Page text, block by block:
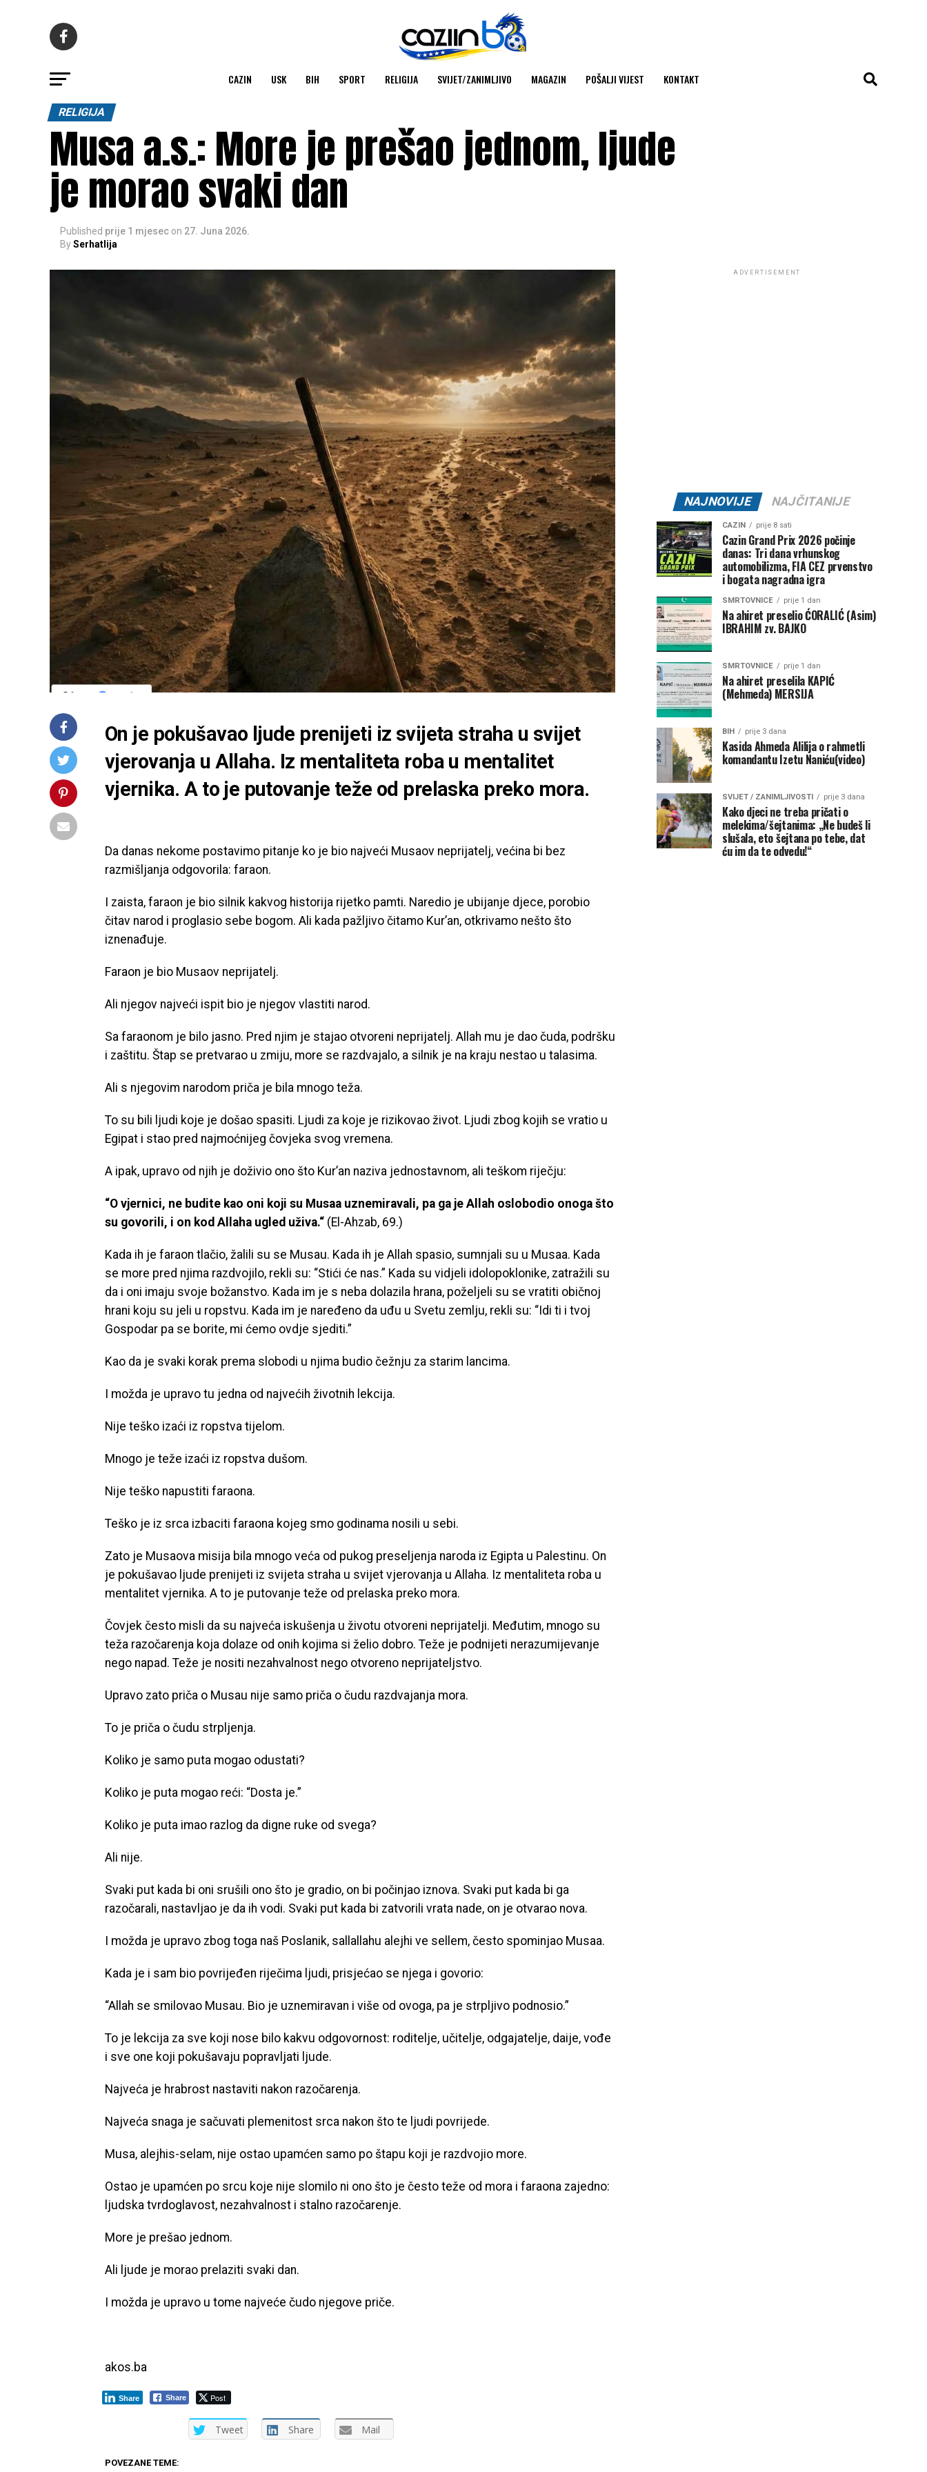
CAZIN USK BIH SPORT RELIGIJA SVIJET/ZANIMLJIVO MAGAZIN POŠALJI VIJEST KONTAKT
RELIGIJA
Musa a.s.: More je prešao jednom, ljude
je morao svaki dan
Published prije 1 mjesec on 27. Juna 2026.
BySerhatlija
On je pokušavao ljude prenijeti iz svijeta straha u svijet
vjerovanja u Allaha. Iz mentaliteta roba u mentalitet
vjernika. A to je putovanje teže od prelaska preko mora.
Da danas nekome postavimo pitanje ko je bio najveći Musaov neprijatelj, većina bi bez
razmišljanja odgovorila: faraon.
I zaista, faraon je bio silnik kakvog historija rijetko pamti. Naredio je ubijanje djece, porobio
čitav narod i proglasio sebe bogom. Ali kada pažljivo čitamo Kur’an, otkrivamo nešto što
iznenađuje.
Faraon je bio Musaov neprijatelj.
Ali njegov najveći ispit bio je njegov vlastiti narod.
Sa faraonom je bilo jasno. Pred njim je stajao otvoreni neprijatelj. Allah mu je dao čuda, podršku
i zaštitu. Štap se pretvarao u zmiju, more se razdvajalo, a silnik je na kraju nestao u talasima.
Ali s njegovim narodom priča je bila mnogo teža.
To su bili ljudi koje je došao spasiti. Ljudi za koje je rizikovao život. Ljudi zbog kojih se vratio u
Egipat i stao pred najmoćnijeg čovjeka svog vremena.
A ipak, upravo od njih je doživio ono što Kur’an naziva jednostavnom, ali teškom riječju:
“O vjernici, ne budite kao oni koji su Musaa uznemiravali, pa ga je Allah oslobodio onoga što
su govorili, i on kod Allaha ugled uživa.“ (El-Ahzab, 69.)
Kada ih je faraon tlačio, žalili su se Musau. Kada ih je Allah spasio, sumnjali su u Musaa. Kada
se more pred njima razdvojilo, rekli su: “Stići će nas.” Kada su vidjeli idolopoklonike, zatražili su
da i oni imaju svoje božanstvo. Kada im je s neba dolazila hrana, poželjeli su se vratiti običnoj
hrani koju su jeli u ropstvu. Kada im je naređeno da uđu u Svetu zemlju, rekli su: “Idi ti i tvoj
Gospodar pa se borite, mi ćemo ovdje sjediti.”
Kao da je svaki korak prema slobodi u njima budio čežnju za starim lancima.
I možda je upravo tu jedna od najvećih životnih lekcija.
Nije teško izaći iz ropstva tijelom.
Mnogo je teže izaći iz ropstva dušom.
Nije teško napustiti faraona.
Teško je iz srca izbaciti faraona kojeg smo godinama nosili u sebi.
Zato je Musaova misija bila mnogo veća od pukog preseljenja naroda iz Egipta u Palestinu. On
je pokušavao ljude prenijeti iz svijeta straha u svijet vjerovanja u Allaha. Iz mentaliteta roba u
mentalitet vjernika. A to je putovanje teže od prelaska preko mora.
Čovjek često misli da su najveća iskušenja u životu otvoreni neprijatelji. Međutim, mnogo su
teža razočarenja koja dolaze od onih kojima si želio dobro. Teže je podnijeti nerazumijevanje
nego napad. Teže je nositi nezahvalnost nego otvoreno neprijateljstvo.
Upravo zato priča o Musau nije samo priča o čudu razdvajanja mora.
To je priča o čudu strpljenja.
Koliko je samo puta mogao odustati?
Koliko je puta mogao reći: “Dosta je.”
Koliko je puta imao razlog da digne ruke od svega?
Ali nije.
Svaki put kada bi oni srušili ono što je gradio, on bi počinjao iznova. Svaki put kada bi ga
razočarali, nastavljao je da ih vodi. Svaki put kada bi zatvorili vrata nade, on je otvarao nova.
I možda je upravo zbog toga naš Poslanik, sallallahu alejhi ve sellem, često spominjao Musaa.
Kada je i sam bio povrijeđen riječima ljudi, prisjećao se njega i govorio:
“Allah se smilovao Musau. Bio je uznemiravan i više od ovoga, pa je strpljivo podnosio.”
To je lekcija za sve koji nose bilo kakvu odgovornost: roditelje, učitelje, odgajatelje, daije, vođe
i sve one koji pokušavaju popravljati ljude.
Najveća je hrabrost nastaviti nakon razočarenja.
Najveća snaga je sačuvati plemenitost srca nakon što te ljudi povrijede.
Musa, alejhis-selam, nije ostao upamćen samo po štapu koji je razdvojio more.
Ostao je upamćen po srcu koje nije slomilo ni ono što je često teže od mora i faraona zajedno:
ljudska tvrdoglavost, nezahvalnost i stalno razočarenje.
More je prešao jednom.
Ali ljude je morao prelaziti svaki dan.
I možda je upravo u tome najveće čudo njegove priče.
akos.ba
Share Post
Share
Tweet Share Mail
POVEZANE TEME:
ADVERTISEMENT
NAJNOVIJE NAJČITANIJE
CAZIN prije 8 sati
Cazin Grand Prix 2026 počinje
danas: Tri dana vrhunskog
automobilizma, FIA CEZ prvenstvo
i bogata nagradna igra
SMRTOVNICE prije 1 dan
Na ahiret preselio ĆORALIĆ (Asim)
IBRAHIM zv. BAJKO
SMRTOVNICE prije 1 dan
Na ahiret preselila KAPIĆ
(Mehmeda) MERSIJA
BIH prije 3 dana
Kasida Ahmeda Alilija o rahmetli
komandantu Izetu Naniću(video)
SVIJET / ZANIMLJIVOSTI prije 3 dana
Kako djeci ne treba pričati o
melekima/šejtanima: „Ne budeš li
slušala, eto šejtana po tebe, dat
ću im da te odvedu!“